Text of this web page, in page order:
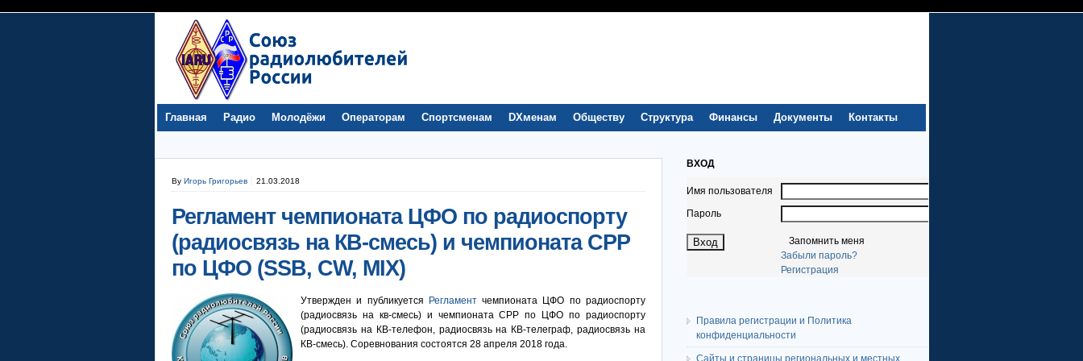
Главная Радио Молодёжи Операторам Спортсменам DXменам Обществу Структура Финансы Документы Контакты
By Игорь Григорьев 21.03.2018
Регламент чемпионата ЦФО по радиоспорту
(радиосвязь на КВ-смесь) и чемпионата СРР
по ЦФО (SSB, CW, MIX)
Утвержден и публикуется Регламентчемпионата ЦФО по радиоспорту
(радиосвязь на кв-смесь) и чемпионата СРР по ЦФО по радиоспорту
(радиосвязь на КВ-телефон, радиосвязь на КВ-телеграф, радиосвязь на
КВ-смесь). Соревнования состоятся 28 апреля 2018 года.
ВХОД
Имя пользователя
Пароль
Запомнить меня
Забыли пароль?
Регистрация
Правила регистрации и Политика
конфиденциальности
Сайты и страницы региональных и местных